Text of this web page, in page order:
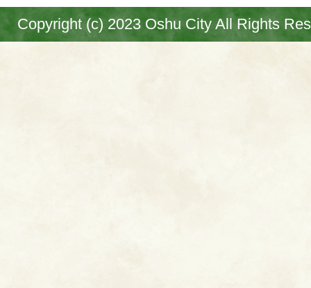
Copyright (c) 2023 Oshu City All Rights